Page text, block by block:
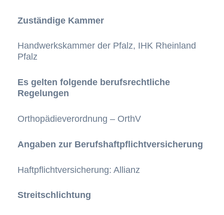
Zuständige Kammer
Handwerkskammer der Pfalz, IHK Rheinland
Pfalz
Es gelten folgende berufsrechtliche
Regelungen
Orthopädieverordnung – OrthV
Angaben zur Berufshaftpflichtversicherung
Haftpflichtversicherung: Allianz
Streitschlichtung